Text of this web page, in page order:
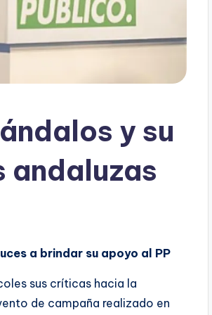
y su
andaluzas
a brindar su apoyo al PP
sus críticas hacia la
de campaña realizado en